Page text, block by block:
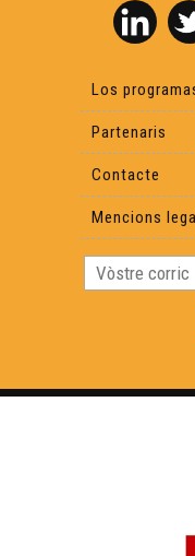
Canta Se
Lo Barrut
Los
Partenaris
Contacte
Mencions